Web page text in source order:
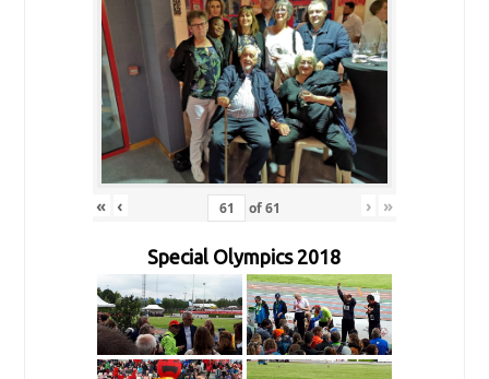
« ‹ of61 › »
Special Olympics 2018